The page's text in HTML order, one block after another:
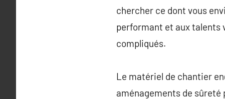
chercher ce dont vous
performant et aux talents
compliqués.
Le matériel de chantier
aménagements de sûreté